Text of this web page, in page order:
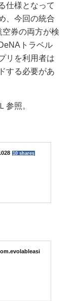
仕様となって
、今回の統合
券の両方が検
トラベル
リを利用者は
する必要があ
照。
10 shares